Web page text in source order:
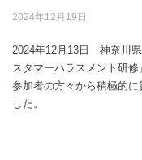
2024年12月19日
2024年12月13日 神奈川
スタマーハラスメント研修
参加者の方々から積極的
した。